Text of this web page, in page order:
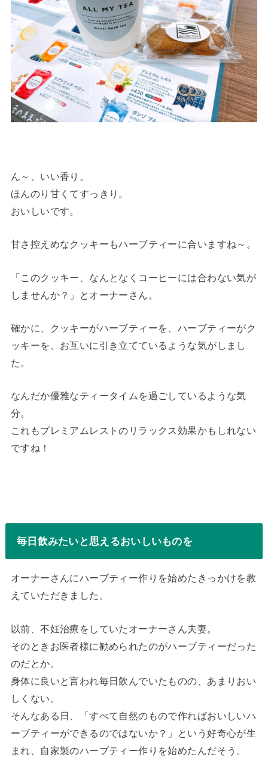
ん～、いい香り。
ほんのり甘くてすっきり。
おいしいです。
甘さ控えめなクッキーもハーブティーに合いますね～。
「このクッキー、なんとなくコーヒーには合わない気が
しませんか？」とオーナーさん。
確かに、クッキーがハーブティーを、ハーブティーがク
ッキーを、お互いに引き立てているような気がしまし
た。
なんだか優雅なティータイムを過ごしているような気
分。
これもプレミアムレストのリラックス効果かもしれない
ですね！
毎日飲みたいと思えるおいしいものを
オーナーさんにハーブティー作りを始めたきっかけを教
えていただきました。
以前、不妊治療をしていたオーナーさん夫妻。
そのときお医者様に勧められたのがハーブティーだった
のだとか。
身体に良いと言われ毎日飲んでいたものの、あまりおい
しくない。
そんなある日、「すべて自然のもので作ればおいしいハ
ーブティーができるのではないか？」という好奇心が生
まれ、自家製のハーブティー作りを始めたんだそう。